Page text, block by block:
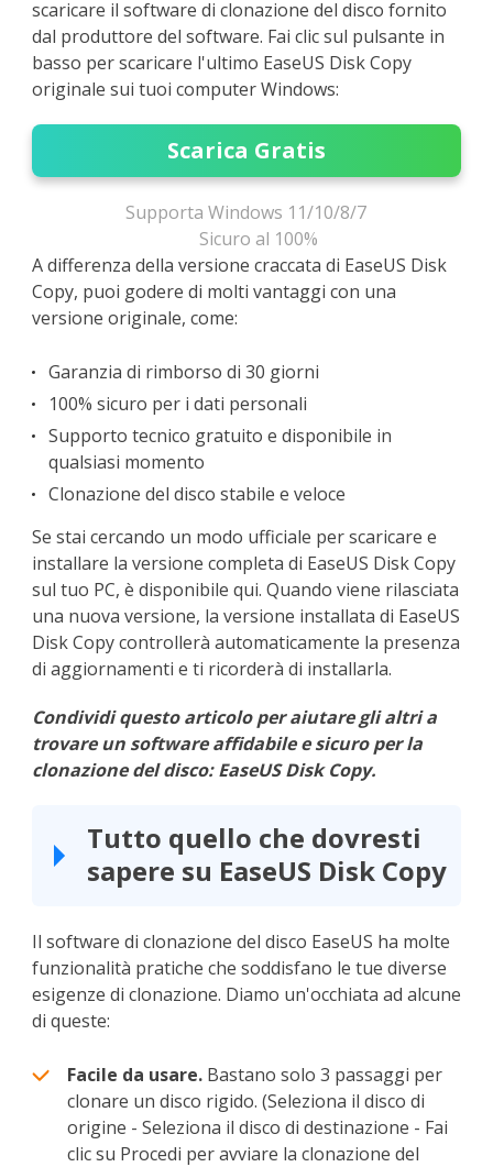
scaricare il software di clonazione del disco fornito
dal produttore del software. Fai clic sul pulsante in
basso per scaricare l'ultimo EaseUS Disk Copy
originale sui tuoi computer Windows:
Scarica Gratis
Supporta Windows 11/10/8/7
Sicuro al 100%
A differenza della versione craccata di EaseUS Disk
Copy, puoi godere di molti vantaggi con una
versione originale, come:
Garanzia di rimborso di 30 giorni
100% sicuro per i dati personali
Supporto tecnico gratuito e disponibile in
qualsiasi momento
Clonazione del disco stabile e veloce
Se stai cercando un modo ufficiale per scaricare e
installare la versione completa di EaseUS Disk Copy
sul tuo PC, è disponibile qui. Quando viene rilasciata
una nuova versione, la versione installata di EaseUS
Disk Copy controllerà automaticamente la presenza
di aggiornamenti e ti ricorderà di installarla.
Condividi questo articolo per aiutare gli altri a
trovare un software affidabile e sicuro per la
clonazione del disco: EaseUS Disk Copy.
Tutto quello che dovresti
sapere su EaseUS Disk Copy
Il software di clonazione del disco EaseUS ha molte
funzionalità pratiche che soddisfano le tue diverse
esigenze di clonazione. Diamo un'occhiata ad alcune
di queste:
Facile da usare.Bastano solo 3 passaggi per
clonare un disco rigido. (Seleziona il disco di
origine - Seleziona il disco di destinazione - Fai
clic su Procedi per avviare la clonazione del